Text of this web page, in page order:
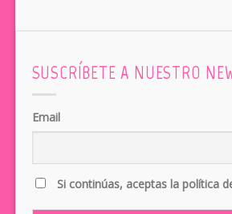
SUSCRÍBETE A NUESTRO
Email
Si continúas, aceptas la política